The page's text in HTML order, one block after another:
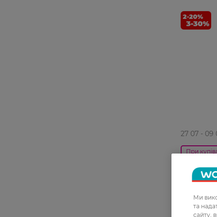
27 07 - 09
При
Крем для
очей
179,99
Ми
та
сайту,